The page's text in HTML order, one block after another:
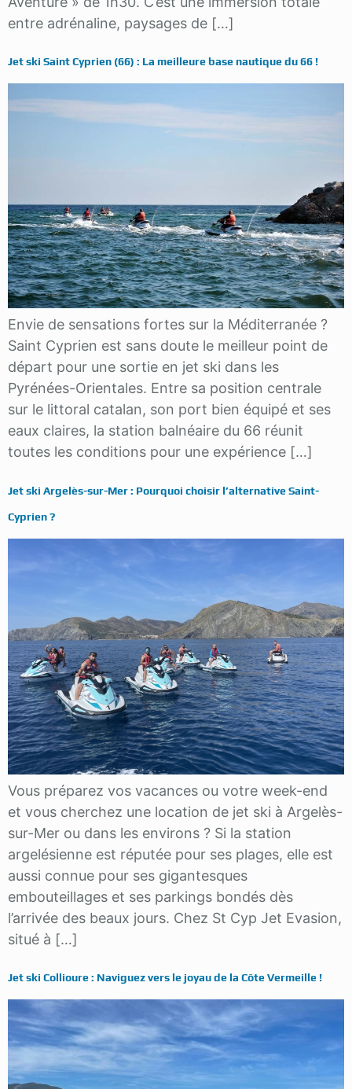
entre adrénaline, paysages de […]
Jet ski Saint Cyprien (66) : La meilleure base nautique du 66 !
Envie de sensations fortes sur la Méditerranée ?
Saint Cyprien est sans doute le meilleur point de
départ pour une sortie en jet ski dans les
Pyrénées-Orientales. Entre sa position centrale
sur le littoral catalan, son port bien équipé et ses
eaux claires, la station balnéaire du 66 réunit
toutes les conditions pour une expérience […]
Jet ski Argelès-sur-Mer : Pourquoi choisir l’alternative Saint-
Cyprien ?
Vous préparez vos vacances ou votre week-end
et vous cherchez une location de jet ski à Argelès-
sur-Mer ou dans les environs ? Si la station
argelésienne est réputée pour ses plages, elle est
aussi connue pour ses gigantesques
embouteillages et ses parkings bondés dès
l’arrivée des beaux jours. Chez St Cyp Jet Evasion,
situé à […]
Jet ski Collioure : Naviguez vers le joyau de la Côte Vermeille !